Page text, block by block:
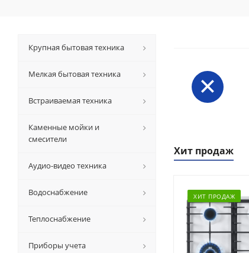
Хит продаж
ХИТ ПРОДАЖ
Крупная бытовая техника
Мелкая бытовая техника
Встраиваемая техника
Каменные мойки и
смесители
Аудио-видео техника
Водоснабжение
Теплоснабжение
Приборы учета